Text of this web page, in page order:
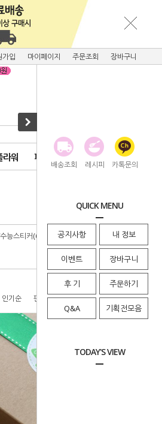
배송조회 레시피 카톡문의
QUICK MENU
공지사항 내 정보
이벤트 장바구니
후 기 주문하기
Q&A 기획전모음
TODAY'S VIEW
가입 마이페이지 주문조회 장바구니
워 피크닉용품
능스티커(6)
인기순 판매순 높은가격순 낮은가격순